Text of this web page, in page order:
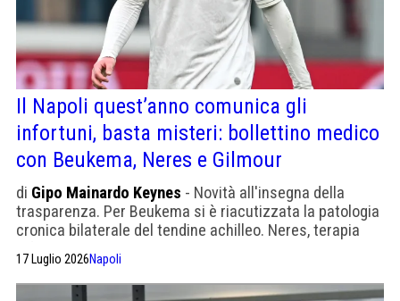
Il Napoli quest’anno comunica gli
infortuni, basta misteri: bollettino medico
con Beukema, Neres e Gilmour
di Gipo Mainardo Keynes - Novità all'insegna della
trasparenza. Per Beukema si è riacutizzata la patologia
cronica bilaterale del tendine achilleo. Neres, terapia
prosegue la riabilitazione
17 Luglio 2026Napoli